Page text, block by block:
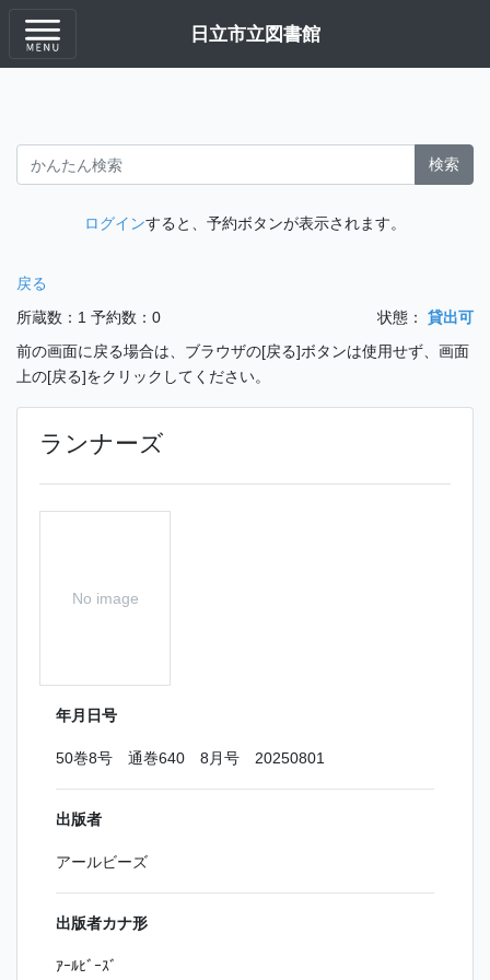
日立市立図書館
検索
ログインすると、予約ボタンが表示されます。
戻る
所蔵数：1 予約数：0 状態：
貸出可
前の画面に戻る場合は、ブラウザの[戻る]ボタンは使用せず、画面
上の[戻る]をクリックしてください。
ランナーズ
No image
年月日号
50巻8号 通巻640 8月号 20250801
出版者
アールビーズ
出版者カナ形
ｱｰﾙﾋﾞｰｽﾞ